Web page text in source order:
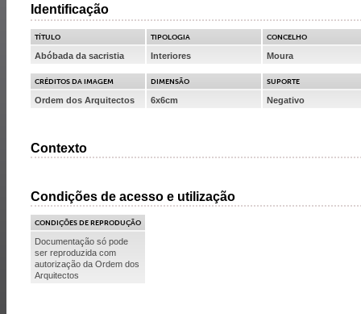
Identificação
TÍTULO
Abóbada da sacristia
TIPOLOGIA
Interiores
CONCELHO
Moura
CRÉDITOS DA IMAGEM
Ordem dos Arquitectos
DIMENSÃO
6x6cm
SUPORTE
Negativo
Contexto
Condições de acesso e utilização
CONDIÇÕES DE REPRODUÇÃO
Documentação só pode
ser reproduzida com
autorização da Ordem dos
Arquitectos